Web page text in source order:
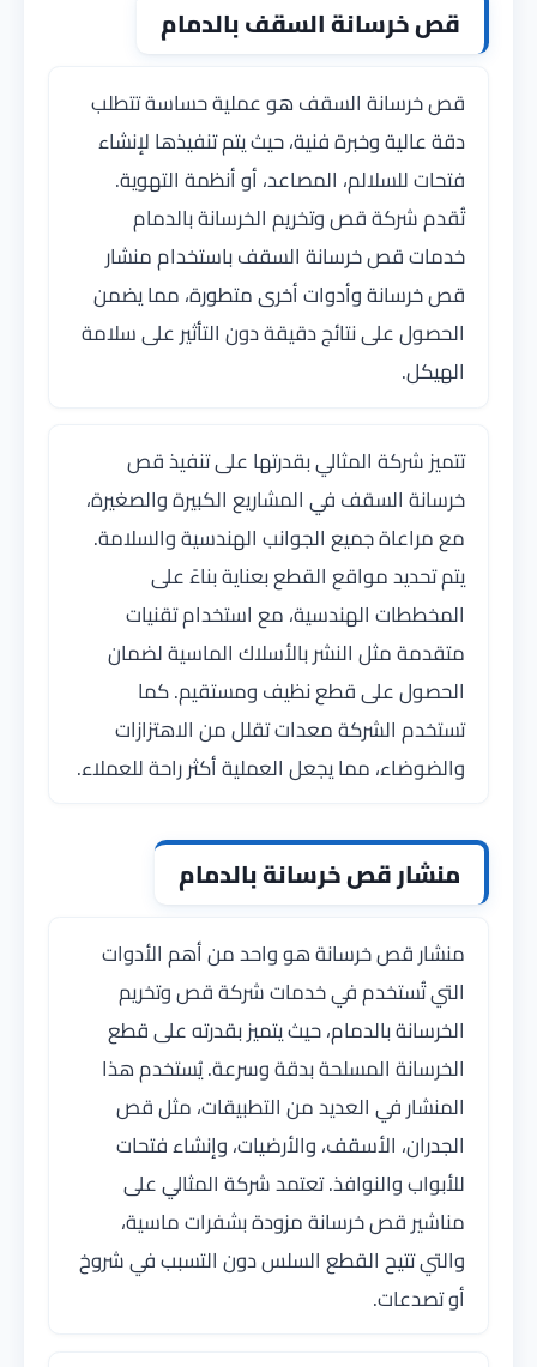
قص خرسانة السقف بالدمام
قص خرسانة السقف هو عملية حساسة تتطلب
دقة عالية وخبرة فنية، حيث يتم تنفيذها لإنشاء
فتحات للسلالم، المصاعد، أو أنظمة التهوية.
تُقدم شركة قص وتخريم الخرسانة بالدمام
خدمات قص خرسانة السقف باستخدام منشار
قص خرسانة وأدوات أخرى متطورة، مما يضمن
الحصول على نتائج دقيقة دون التأثير على سلامة
الهيكل.
تتميز شركة المثالي بقدرتها على تنفيذ قص
خرسانة السقف في المشاريع الكبيرة والصغيرة،
مع مراعاة جميع الجوانب الهندسية والسلامة.
يتم تحديد مواقع القطع بعناية بناءً على
المخططات الهندسية، مع استخدام تقنيات
متقدمة مثل النشر بالأسلاك الماسية لضمان
الحصول على قطع نظيف ومستقيم. كما
تستخدم الشركة معدات تقلل من الاهتزازات
والضوضاء، مما يجعل العملية أكثر راحة للعملاء.
منشار قص خرسانة بالدمام
منشار قص خرسانة هو واحد من أهم الأدوات
التي تُستخدم في خدمات شركة قص وتخريم
الخرسانة بالدمام، حيث يتميز بقدرته على قطع
الخرسانة المسلحة بدقة وسرعة. يُستخدم هذا
المنشار في العديد من التطبيقات، مثل قص
الجدران، الأسقف، والأرضيات، وإنشاء فتحات
للأبواب والنوافذ. تعتمد شركة المثالي على
مناشير قص خرسانة مزودة بشفرات ماسية،
والتي تتيح القطع السلس دون التسبب في شروخ
أو تصدعات.